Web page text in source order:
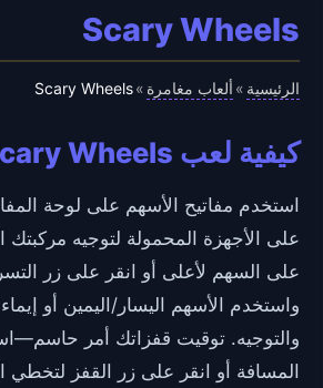
Scary Wheels
الرئيسية » ألعاب مغامرة »
Scary Wheels
كيفية لعب Scary Wheels
استخدم مفاتيح الأسهم على لوحة
على الأجهزة المحمولة لتوجيه
على السهم لأعلى أو انقر على زر
واستخدم الأسهم اليسار/اليمين أو
والتوجيه. توقيت قفزاتك أمر
المسافة أو انقر على زر القفز لتخطي